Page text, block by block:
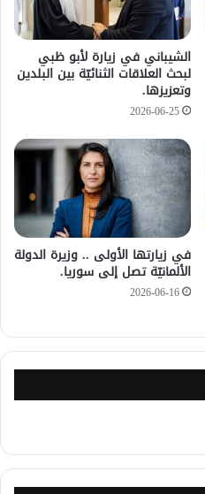
الشيباني في زيارة لأبو ظبي
لبحث العلاقات الثنائيّة بين البلدين
وتعزيزها.
2026-06-25
في زيارتها الأولى .. وزيرة الدولة
الألمانيّة تصل إلى سوريا.
2026-06-16